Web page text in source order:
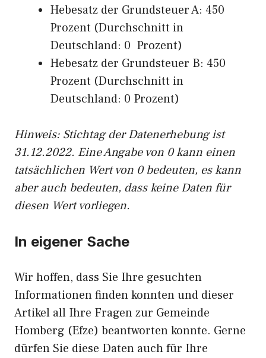
Hebesatz der Grundsteuer A: 450
Prozent (Durchschnitt in
Deutschland: 0 Prozent)
Hebesatz der Grundsteuer B: 450
Prozent (Durchschnitt in
Deutschland: 0 Prozent)
Hinweis: Stichtag der Datenerhebung ist
31.12.2022. Eine Angabe von 0 kann einen
tatsächlichen Wert von 0 bedeuten, es kann
aber auch bedeuten, dass keine Daten für
diesen Wert vorliegen.
In eigener Sache
Wir hoffen, dass Sie Ihre gesuchten
Informationen finden konnten und dieser
Artikel all Ihre Fragen zur Gemeinde
Homberg (Efze) beantworten konnte. Gerne
dürfen Sie diese Daten auch für Ihre